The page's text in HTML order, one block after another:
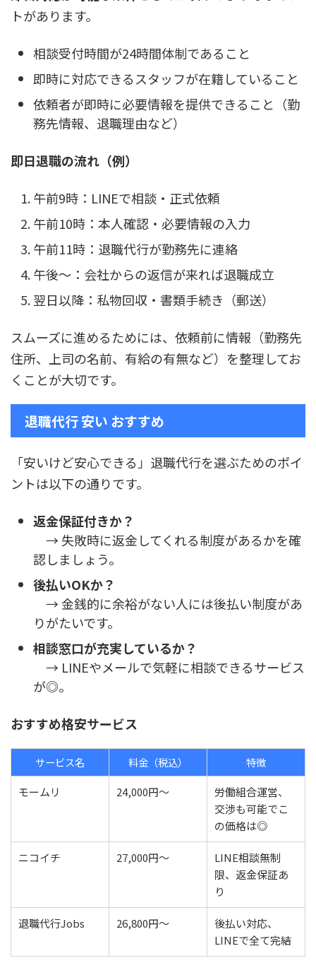
トがあります。
相談受付時間が24時間体制であること
即時に対応できるスタッフが在籍していること
依頼者が即時に必要情報を提供できること（勤
務先情報、退職理由など）
即日退職の流れ（例）
午前9時：LINEで相談・正式依頼
午前10時：本人確認・必要情報の入力
午前11時：退職代行が勤務先に連絡
午後〜：会社からの返信が来れば退職成立
翌日以降：私物回収・書類手続き（郵送）
スムーズに進めるためには、依頼前に情報（勤務先
住所、上司の名前、有給の有無など）を整理してお
くことが大切です。
退職代行 安い おすすめ
「安いけど安心できる」退職代行を選ぶためのポイ
ントは以下の通りです。
返金保証付きか？
→ 失敗時に返金してくれる制度があるかを確
認しましょう。
後払いOKか？
→ 金銭的に余裕がない人には後払い制度があ
りがたいです。
相談窓口が充実しているか？
→ LINEやメールで気軽に相談できるサービス
が◎。
おすすめ格安サービス
サービス名 料金（税込）
特徴
モームリ
24,000円〜
労働組合運営、
交渉も可能でこ
の価格は◎
ニコイチ 27,000円〜
LINE相談無制
限、返金保証あ
り
退職代行Jobs 26,800円〜
後払い対応、
LINEで全て完結